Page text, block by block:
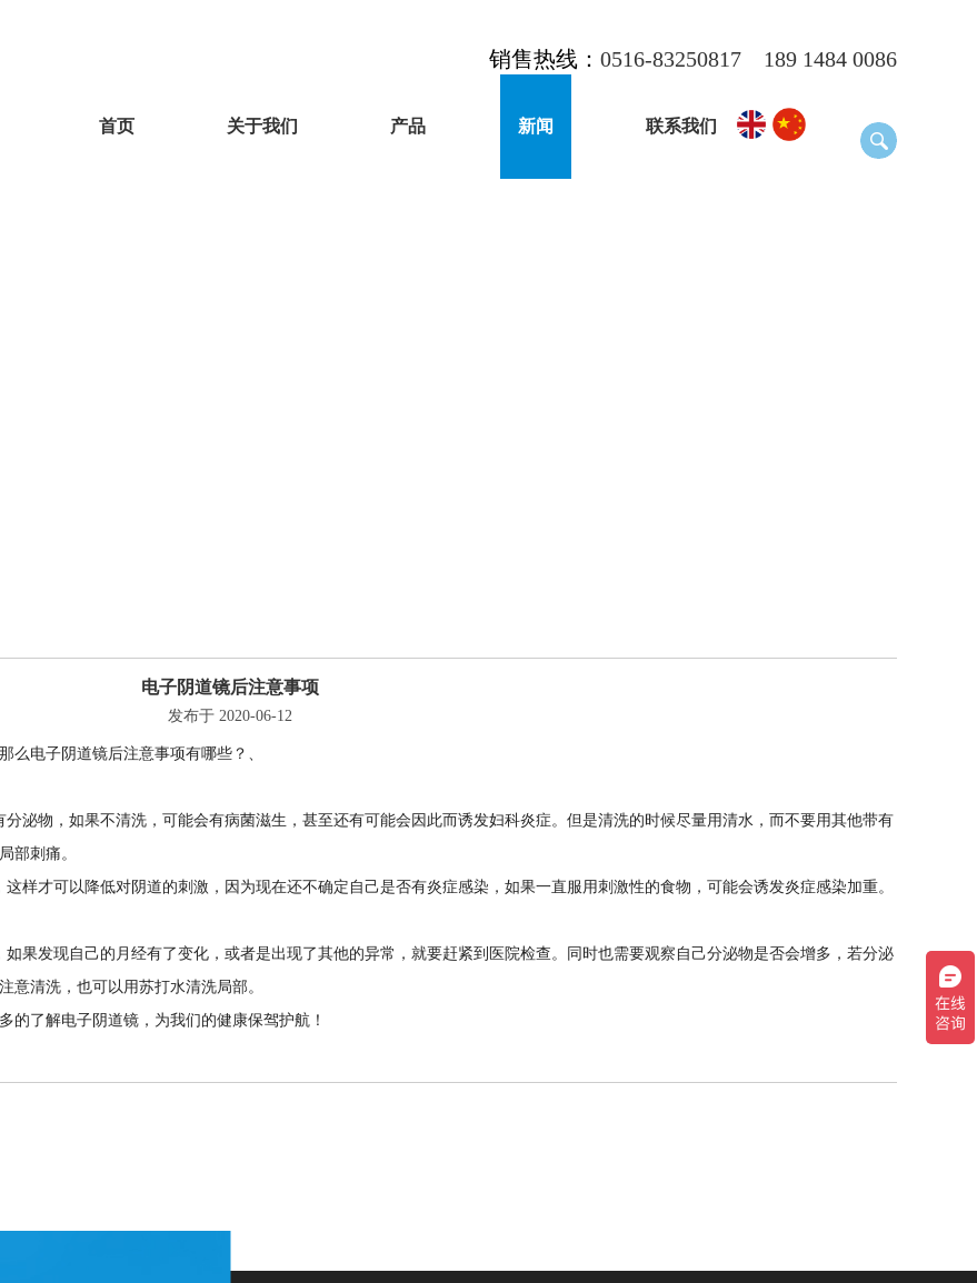
销售热线： 0516-83250817 189 1484 0086
首页 关于我们 产品 新闻 联系我们
电子阴道镜后注意事项
发布于 2020-06-12
么电子阴道镜后注意事项有哪些？、
泌物，如果不清洗，可能会有病菌滋生，甚至还有可能会因此而诱发妇科炎症。但是清洗的时候尽量用清水，而不要用其他带有
部刺痛。
样才可以降低对阴道的刺激，因为现在还不确定自己是否有炎症感染，如果一直服用刺激性的食物，可能会诱发炎症感染加重。
果发现自己的月经有了变化，或者是出现了其他的异常，就要赶紧到医院检查。同时也需要观察自己分泌物是否会增多，若分泌
意清洗，也可以用苏打水清洗局部。
的了解电子阴道镜，为我们的健康保驾护航！